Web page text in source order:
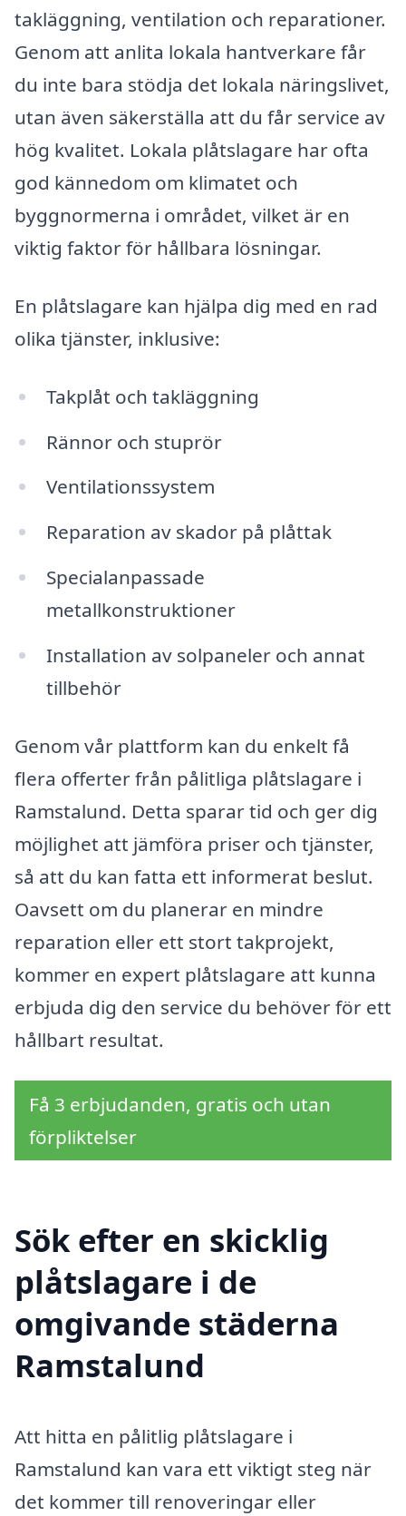
takläggning, ventilation och reparationer.
Genom att anlita lokala hantverkare får
du inte bara stödja det lokala näringslivet,
utan även säkerställa att du får service av
hög kvalitet. Lokala plåtslagare har ofta
god kännedom om klimatet och
byggnormerna i området, vilket är en
viktig faktor för hållbara lösningar.
En plåtslagare kan hjälpa dig med en rad
olika tjänster, inklusive:
Takplåt och takläggning
Rännor och stuprör
Ventilationssystem
Reparation av skador på plåttak
Specialanpassade
metallkonstruktioner
Installation av solpaneler och annat
tillbehör
Genom vår plattform kan du enkelt få
flera offerter från pålitliga plåtslagare i
Ramstalund. Detta sparar tid och ger dig
möjlighet att jämföra priser och tjänster,
så att du kan fatta ett informerat beslut.
Oavsett om du planerar en mindre
reparation eller ett stort takprojekt,
kommer en expert plåtslagare att kunna
erbjuda dig den service du behöver för ett
hållbart resultat.
Få 3 erbjudanden, gratis och utan
förpliktelser
Sök efter en skicklig
plåtslagare i de
omgivande städerna
Ramstalund
Att hitta en pålitlig plåtslagare i
Ramstalund kan vara ett viktigt steg när
det kommer till renoveringar eller